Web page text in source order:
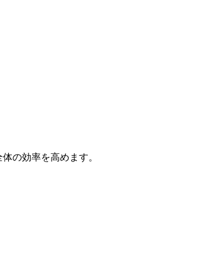
の効率を高めます。